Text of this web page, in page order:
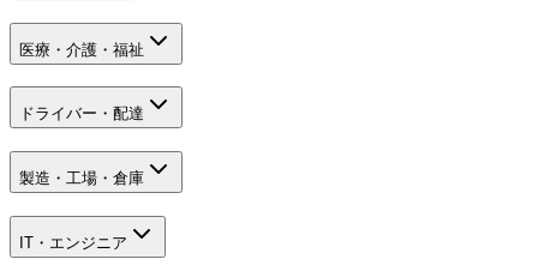
医療・介護・福祉
ドライバー・配達
製造・工場・倉庫
IT・エンジニア